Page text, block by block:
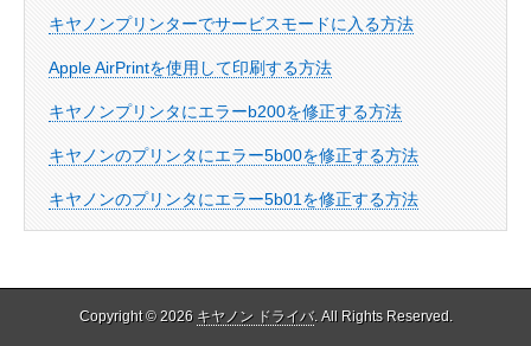
キヤノンプリンターでサービスモードに入る方法
Apple AirPrintを使用して印刷する方法
キヤノンプリンタにエラーb200を修正する方法
キヤノンのプリンタにエラー5b00を修正する方法
キヤノンのプリンタにエラー5b01を修正する方法
Copyright © 2026 キヤノン ドライバ. All Rights Reserved.